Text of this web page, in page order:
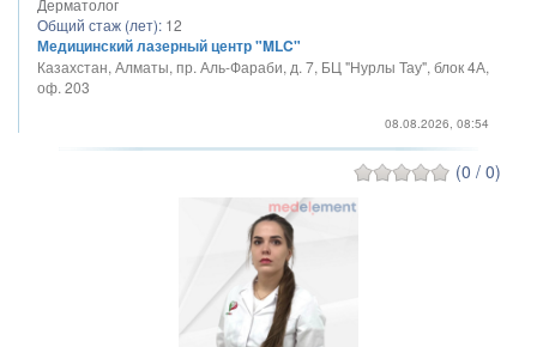
Дерматолог
Общий стаж (лет): 12
Медицинский лазерный центр "MLC"
Казахстан, Алматы, пр. Аль-Фараби, д. 7, БЦ "Нурлы Тау", блок 4А,
оф. 203
08.08.2026, 08:54
(0 / 0)